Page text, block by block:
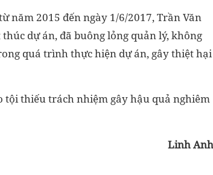
năm 2015 đến ngày 1/6/2017, Trần Văn
dự án, đã buông lỏng quản lý, không
quá trình thực hiện dự án, gây thiệt hại
tội thiếu trách nhiệm gây hậu quả nghiêm
Linh Anh